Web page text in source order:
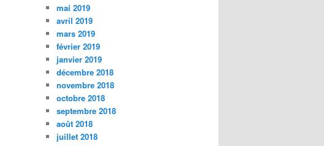
mai 2019
avril 2019
mars 2019
février 2019
janvier 2019
décembre 2018
novembre 2018
octobre 2018
septembre 2018
août 2018
juillet 2018